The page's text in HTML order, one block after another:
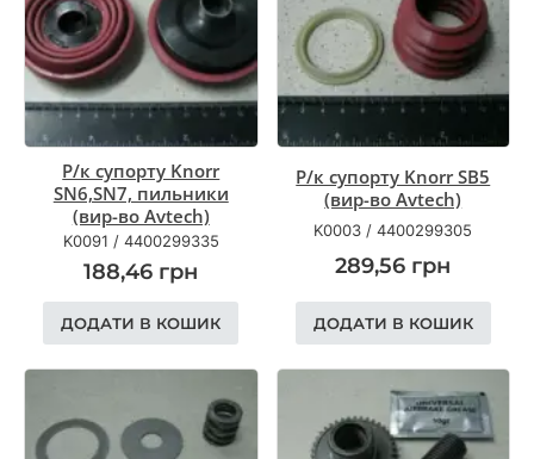
Р/к супорту Knorr
SN6,SN7, пильники
(вир-во Avtech)
K0091 / 4400299335
188,46 грн
ДОДАТИ В КОШИК
Р/к супорту Knorr SB5
(вир-во Avtech)
K0003 /4400299305
289,56 грн
ДОДАТИ В КОШИК